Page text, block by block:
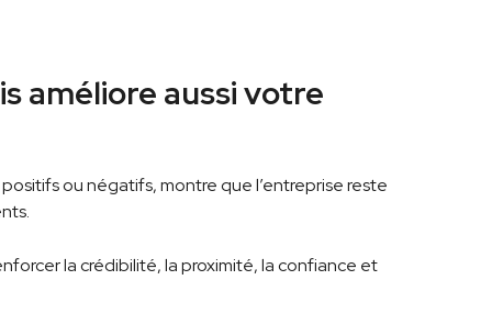
améliore aussi votre
ou négatifs, montre que l’entreprise reste
la crédibilité, la proximité, la confiance et